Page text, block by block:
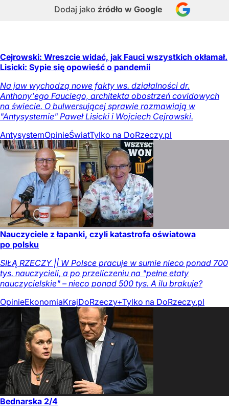
Dodaj jako źródło w Google
Cejrowski: Wreszcie widać, jak Fauci wszystkich okłamał.
Lisicki: Sypie się opowieść o pandemii
Na jaw wychodzą nowe fakty ws. działalności dr.
Anthony'ego Fauciego, architekta obostrzeń covidowych
na świecie. O bulwersującej sprawie rozmawiają w
"Antysystemie" Paweł Lisicki i Wojciech Cejrowski.
AntysystemOpinieŚwiatTylko na DoRzeczy.pl
Nauczyciele z łapanki, czyli katastrofa oświatowa
po polsku
SIŁĄ RZECZY || W Polsce pracuje w sumie nieco ponad 700
tys. nauczycieli, a po przeliczeniu na "pełne etaty
nauczycielskie" – nieco ponad 500 tys. A ilu brakuje?
OpinieEkonomiaKrajDoRzeczy+Tylko na DoRzeczy.pl
Bednarska 2/4